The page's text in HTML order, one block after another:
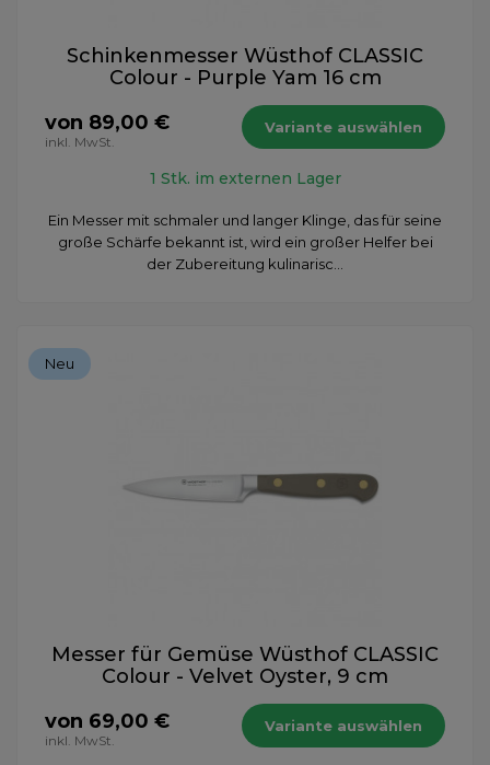
Schinkenmesser Wüsthof CLASSIC
Colour - Purple Yam 16 cm
von 89,00 €
inkl. MwSt.
Variante auswählen
1 Stk. im externen Lager
Ein Messer mit schmaler und langer Klinge, das für seine
große Schärfe bekannt ist, wird ein großer Helfer bei
der Zubereitung kulinarisc...
Neu
Messer für Gemüse Wüsthof CLASSIC
Colour - Velvet Oyster, 9 cm
von 69,00 €
inkl. MwSt.
Variante auswählen